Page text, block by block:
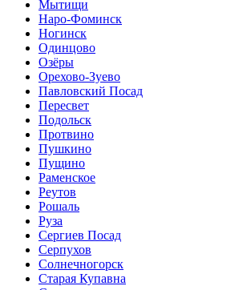
Мытищи
Наро-Фоминск
Ногинск
Одинцово
Озёры
Орехово-Зуево
Павловский Посад
Пересвет
Подольск
Протвино
Пушкино
Пущино
Раменское
Реутов
Рошаль
Руза
Сергиев Посад
Серпухов
Солнечногорск
Старая Купавна